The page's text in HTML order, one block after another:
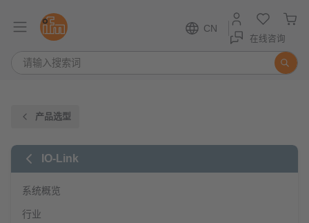
CN
在线咨询
产品选型
IO-Link
系统概览
行业